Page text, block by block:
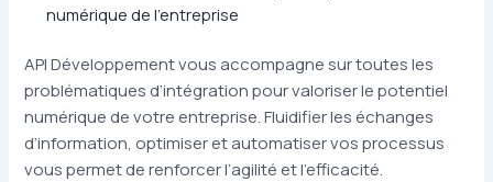
numérique de l’entreprise
API Développement vous accompagne sur toutes les
problématiques d’intégration pour valoriser le potentiel
numérique de votre entreprise. Fluidifier les échanges
d’information, optimiser et automatiser vos processus
vous permet de renforcer l’agilité et l’efficacité.